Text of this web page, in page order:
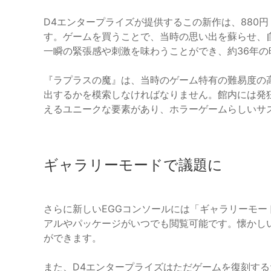
D4エンタープライズが提供するこの新作は、880
す。ゲームを買うことで、当時の思い出を蘇らせ
一瞬の緊張感や刺激を味わうことができ、約36年
『ラプラスの魔』は、当時のゲーム特有の難易度
出するかを模索しなければなりません。館内には
えるユニークな要素があり、ホラーゲームらしい
ギャラリーモードで議題に
さらに新しいEGGコンソールには「ギャラリーモ
アルやパッケージがいつでも閲覧可能です。懐か
ができます。
また、D4エンタープライズはただゲームを復刻す